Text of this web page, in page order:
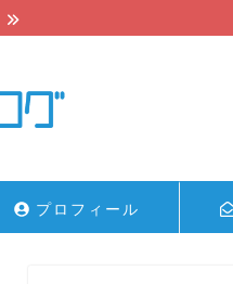
プロフィール